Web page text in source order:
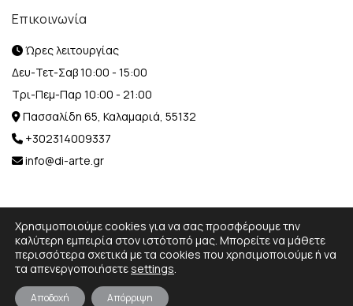
Επικοινωνία
Ώρες λειτουργίας
Δευ-Τετ-Σαβ 10:00 - 15:00
Τρι-Πεμ-Παρ 10:00 - 21:00
Πασσαλίδη 65, Καλαμαριά, 55132
+302314009337
info@di-arte.gr
© 2026 Designed and Developed by MediaBox.
All rights
reserved.
Χρησιμοποιούμε cookies για να σας προσφέρουμε την
καλύτερη εμπειρία στον ιστότοπό μας. Μπορείτε να μάθετε
περισσότερα σχετικά με τα cookies που χρησιμοποιούμε ή να
τα απενεργοποιήσετεsettings.
Αποδοχή Απόρριψη